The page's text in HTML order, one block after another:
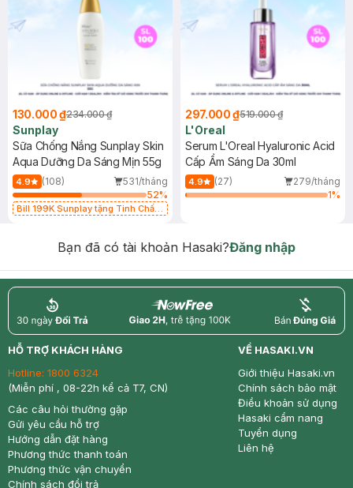
130.000 ₫234.000 ₫
Sunplay
Sữa Chống Nắng Sunplay Skin
Aqua Dưỡng Da Sáng Mịn 55g
4.9 (108)
531/tháng
52%
Bill 199K Sunplay tặng Tinh Chất
297.000 ₫519.000 ₫
L'Oreal
Serum L'Oreal Hyaluronic Acid
Cấp Ẩm Sáng Da 30ml
4.9 (27)
279/tháng
1%
Bạn đã có tài khoản Hasaki?Đăng nhập
return nowfree price
HỖ TRỢ KHÁCH HÀNG
Hotline: 1800 6324
(Miễn phí , 08-22h kể cả T7, CN)
Các câu hỏi thường gặp
Gửi yêu cầu hỗ trợ
Hướng dẫn đặt hàng
Phương thức thanh toán
Phương thức vận chuyển
Chính sách đổi trả
VỀ HASAKI.VN
Giới thiệu Hasaki.vn
Chính sách bảo mật
Điều khoản sử dụng
Hasaki cẩm nang
Tuyển dụng
Liên hệ